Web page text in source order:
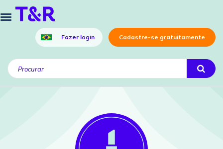
Fazer login Cadastre-se gratuitamente